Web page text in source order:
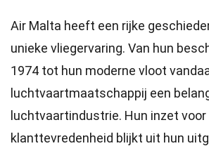
Air Malta heeft een rijke
unieke vliegervaring. Van hun
1974 tot hun moderne vloot
luchtvaartmaatschappij een
luchtvaartindustrie. Hun inzet voor
klanttevredenheid blijkt uit hun